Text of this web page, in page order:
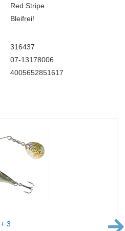
Red Stripe
Bleifrei!
316437
07-13178006
4005652851617
+ 3